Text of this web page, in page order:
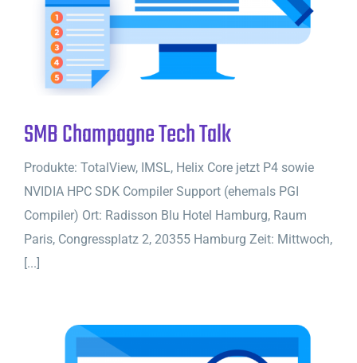
SMB Champagne Tech Talk
Produkte: TotalView, IMSL, Helix Core jetzt P4 sowie
NVIDIA HPC SDK Compiler Support (ehemals PGI
Compiler) Ort: Radisson Blu Hotel Hamburg, Raum
Paris, Congressplatz 2, 20355 Hamburg Zeit: Mittwoch,
[...]